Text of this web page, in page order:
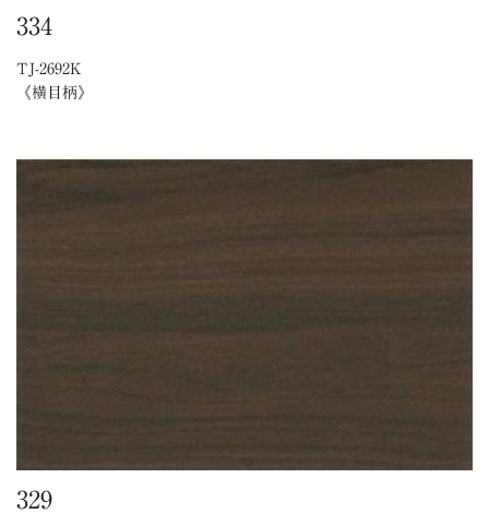
334
TJ-2692K
《横目柄》
329